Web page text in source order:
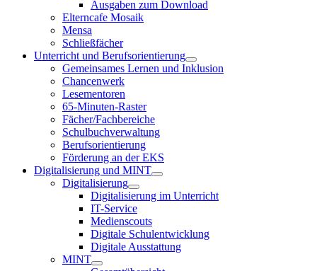
Ausgaben zum Download
Elterncafe Mosaik
Mensa
Schließfächer
Unterricht und Berufsorientierung
Gemeinsames Lernen und Inklusion
Chancenwerk
Lesementoren
65-Minuten-Raster
Fächer/Fachbereiche
Schulbuchverwaltung
Berufsorientierung
Förderung an der EKS
Digitalisierung und MINT
Digitalisierung
Digitalisierung im Unterricht
IT-Service
Medienscouts
Digitale Schulentwicklung
Digitale Ausstattung
MINT